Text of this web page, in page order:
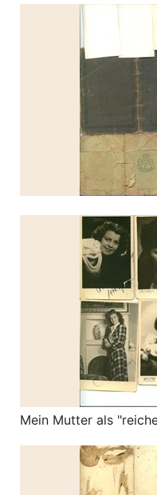
Mein Mutter als